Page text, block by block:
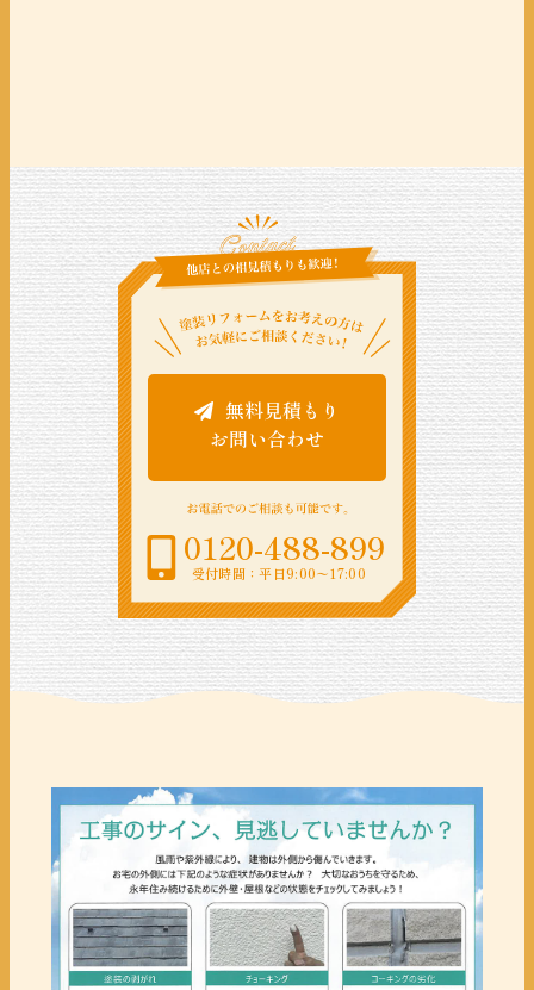
無料見積もり
お問い合わせ
0120-488-899
受付時間：平日9:00〜17:00